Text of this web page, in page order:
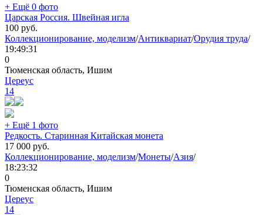
+ Ещё 0 фото
Царская Россия. Швейная игла
100 руб.
Коллекционирование, моделизм/Антиквариат/Орудия труда/
19:49:31
0
Тюменская область, Ишим
Цереус
14
+ Ещё 1 фото
Редкость. Старинная Китайская монета
17 000 руб.
Коллекционирование, моделизм/Монеты/Азия/
18:23:32
0
Тюменская область, Ишим
Цереус
14